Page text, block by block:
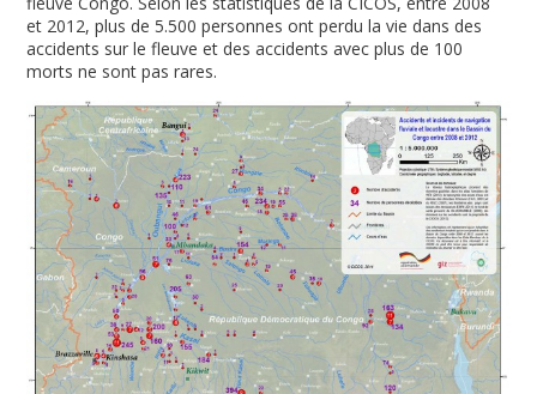
et 2012, plus de 5.500 personnes ont perdu la vie dans des
accidents sur le fleuve et des accidents avec plus de 100
morts ne sont pas rares.